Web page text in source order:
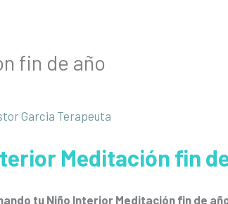
fin de año
Garcia Terapeuta
Meditación fin
tu Niño Interior Meditación fin de